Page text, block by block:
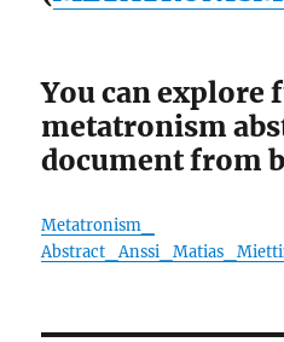
You can explore
metatronism
document from
Metatronism_